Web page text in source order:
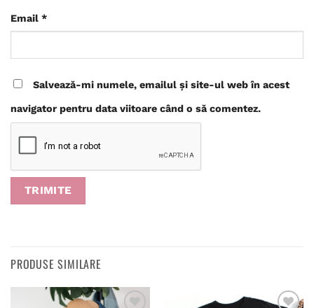
Email *
Salvează-mi numele, emailul și site-ul web în acest
navigator pentru data viitoare când o să comentez.
PRODUSE SIMILARE